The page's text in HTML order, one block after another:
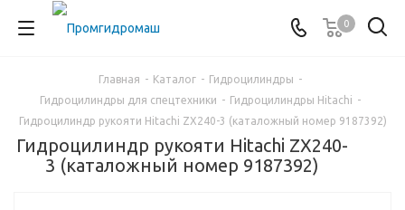
0
Главная - Каталог - Гидроцилиндры -
Гидроцилиндры для спецтехники - Гидроцилиндры Hitachi -
Гидроцилиндр рукояти Hitachi ZX240-3 (каталожный номер 9187392)
Гидроцилиндр рукояти Hitachi ZX240-
3 (каталожный номер 9187392)